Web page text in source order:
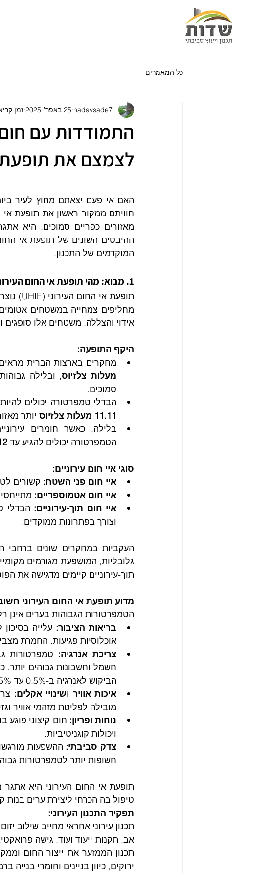
כל המאמרים
התמודדות עם חום
לצמצם את תופעת
nadavsade7 25 באפר׳ 2025 זמן קריאה 7
המוקדמים של התכנון.
1. מבוא: מהי תופעת אי החום העירוני ומדוע היא חשובה?
אידוי והצללה. משטחים אלו
היקף התופעה:
מחקרים בארצות הברית
מעלות צלזיוס, ובלילה
סמוכים.
הבדלי טמפרטורה יכולים
11.11 מעלות צלזיוס
יותר
הטמפרטורה יכולים להגיע עד 12 מעלות
סוגי איי חום עירוניים:
איי חום פני השטח: קשורים
איי חום אטמוספריים:
איי חום תוך-עירוניים:
וצורך בפתרונות ממוקדים.
תוך-עירוניים קיימים מדגישה את
מדוע תופעת אי החום העירוני
הטמפרטורות הגבוהות בערים אינן
בריאות הציבור:
אוכלוסיות פגיעות. החמרת
צריכת אנרגיה:
הביקוש לאנרגיה ב-0.5% עד 5%.
איכות אוויר ושינויי אקלים:
מובילה לפליטת מזהמי אוויר
נוחות ופריון:
ויכולות קוגניטיביות.
צדק סביבתי:
חשופות יותר לטמפרטורות
טיפול בה הכרחי ליצירת ערים בנות
תפקיד התכנון העירוני:
ירוקים, כיוון בניינים וחומרי בנייה